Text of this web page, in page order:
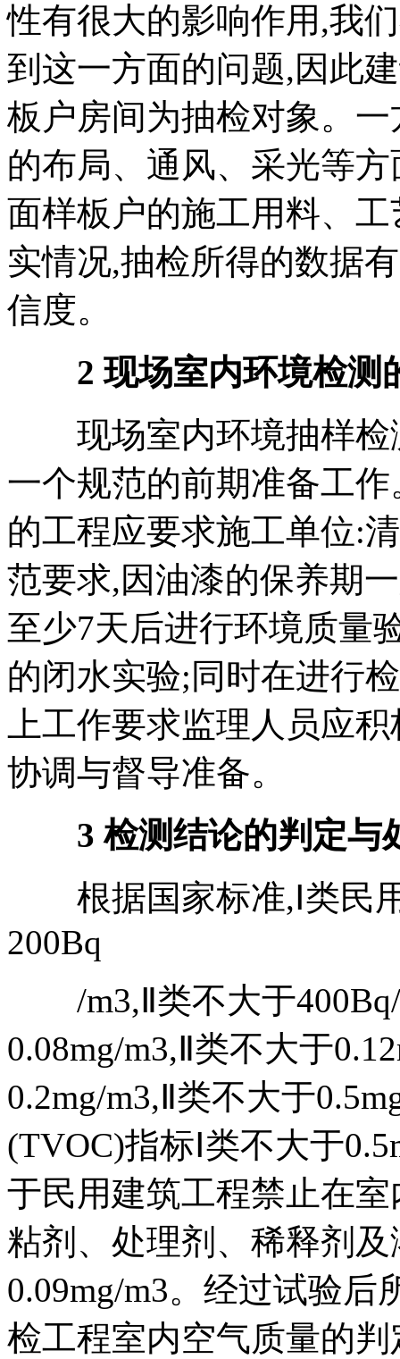
性有很大的影响作用,我
到这一方面的问题,因此
板户房间为抽检对象。
的布局、通风、采光等
面样板户的施工用料、
实情况,抽检所得的数据
信度。
2 现场室内环境检测
现场室内环境抽样检
一个规范的前期准备工
的工程应要求施工单位:
范要求,因油漆的保养期
至少7天后进行环境质量
的闭水实验;同时在进行
上工作要求监理人员应
协调与督导准备。
3 检测结论的判定与
根据国家标准,Ⅰ类民
200Bq
/m3,Ⅱ类不大于400Bq/
0.08mg/m3,Ⅱ类不大于
0.2mg/m3,Ⅱ类不大于
(TVOC)指标Ⅰ类不大于
于民用建筑工程禁止在
粘剂、处理剂、稀释剂
0.09mg/m3。经过试验
检工程室内空气质量的